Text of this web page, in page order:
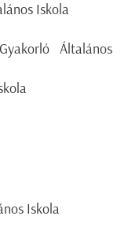
Iskola
Általános
Iskola